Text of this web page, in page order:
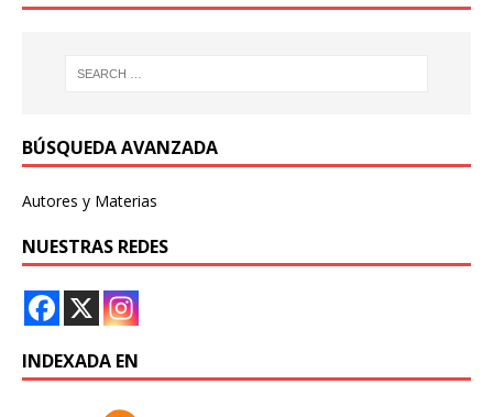
BÚSQUEDA AVANZADA
Autores y Materias
NUESTRAS REDES
INDEXADA EN